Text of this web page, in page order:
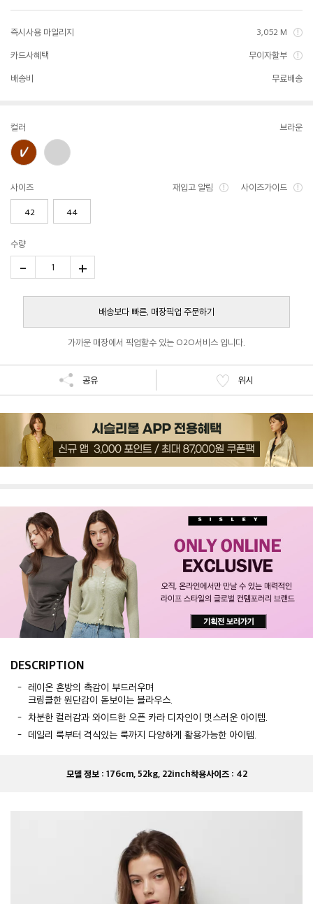
즉시사용 마일리지 3,052 M
카드사혜택 무이자할부
배송비 무료배송
컬러 브라운
사이즈 재입고 알림 사이즈가이드
42 44
수량
- 1 +
배송보다 빠른, 매장픽업 주문하기
가까운 매장에서 픽업할수 있는 O2O서비스 입니다.
공유 위시
DESCRIPTION
레이온 혼방의 촉감이 부드러우며
크링클한 원단감이 돋보이는 블라우스.
차분한 컬러감과 와이드한 오픈 카라 디자인이 멋스러운 아이템.
데일리 룩부터 격식있는 룩까지 다양하게 활용가능한 아이템.
모델 정보 : 176cm, 52kg, 22inch착용사이즈 : 42